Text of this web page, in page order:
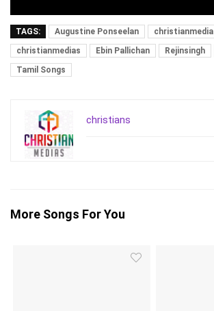
TAGS: Augustine Ponseelan
christianmedia
christianmedias
Ebin Pallichan Rejinsingh
Tamil Songs
christians
More Songs For You